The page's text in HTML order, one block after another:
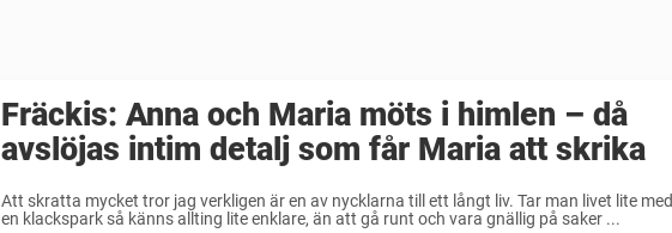
Fräckis: Anna och Maria möts i himlen – då
avslöjas intim detalj som får Maria att skrika
Att skratta mycket tror jag verkligen är en av nycklarna till ett långt liv. Tar man livet lite med
en klackspark så känns allting lite enklare, än att gå runt och vara gnällig på saker ...